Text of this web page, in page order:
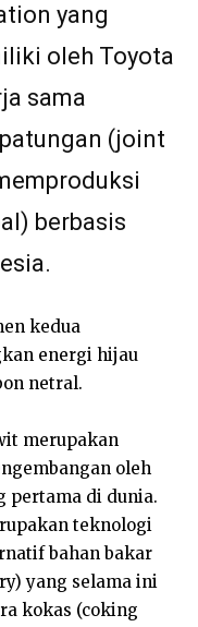
yang
oleh Toyota
sama
(joint
berbasis
kedua
energi hijau
netral.
merupakan
oleh
pertama di dunia.
teknologi
bahan bakar
yang selama ini
kokas (coking